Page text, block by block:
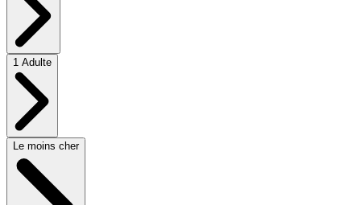
1 Adulte
Le moins cher